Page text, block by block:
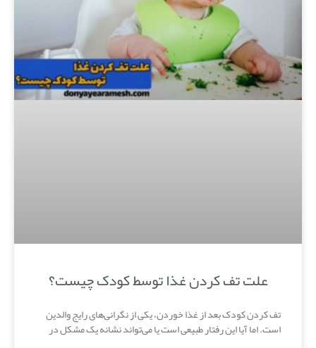
علت تف کردن غذا توسط کودک چیست؟
تف کردن کودک بعد از غذا خوردن، یکی از نگرانی‌های رایج والدین
است. اما آیا این رفتار طبیعی است یا می‌تواند نشانه یک مشکل در